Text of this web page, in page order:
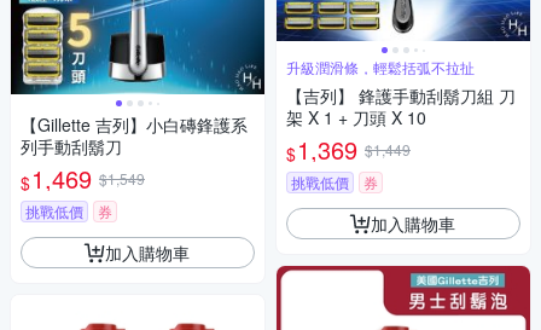
【Gillette 吉列】小白磚鋒護系
列手動刮鬍刀
$1,469 $1,549
挑戰低價
券
加入購物車
升級潤滑條，輕鬆括弧不拉扯
【吉列】 鋒護手動刮鬍刀組 刀
架 X 1 + 刀頭 X 10
$1,369 $1,449
挑戰低價
券
加入購物車